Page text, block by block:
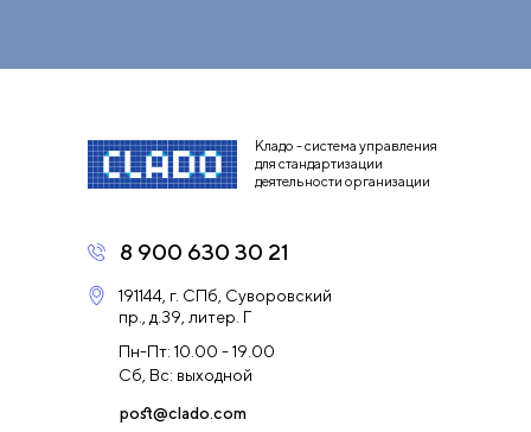
8 900 630 30 21
post@clado.com
Кладо - система управления
для стандартизации
деятельности организации
191144, г. СПб, Суворовский
пр., д.39, литер. Г
Пн-Пт: 10.00 - 19.00
Сб, Вс: выходной